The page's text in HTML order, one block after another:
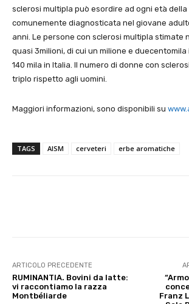
sclerosi multipla può esordire ad ogni età della
comunemente diagnosticata nel giovane
anni. Le persone con sclerosi multipla stimate
quasi 3milioni, di cui un milione e duecentomila
140 mila in Italia. Il numero di donne con
triplo rispetto agli uomini.
Maggiori informazioni, sono disponibili su
TAGS AISM cerveteri erbe aromatiche
ARTICOLO PRECEDENTE
RUMINANTIA. Bovini da latte:
vi raccontiamo la razza
Montbéliarde
Franz